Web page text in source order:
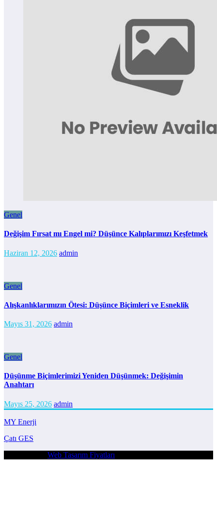
Genel
Değişim Fırsat mı Engel mi? Düşünce Kalıplarımızı Keşfetmek
Haziran 12, 2026 admin
Genel
Alışkanlıklarımızın Ötesi: Düşünce Biçimleri ve Esneklik
Mayıs 31, 2026 admin
Genel
Düşünme Biçimlerimizi Yeniden Düşünmek: Değişimin
Anahtarı
Mayıs 25, 2026 admin
MY Enerji
Çatı GES
Web Tasarım Fiyatları